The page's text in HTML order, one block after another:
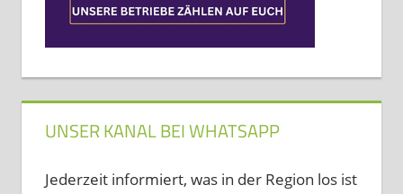
UNSER KANAL BEI WHATSAPP
Jederzeit informiert, was in der Region los ist